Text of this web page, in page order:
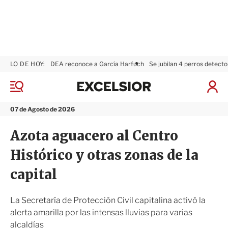
M
n
07 de Agosto de 2026
LO DE HOY: DEA reconoce a García Harfuch Se jubilan 4 perros
I
x
i
r
Azota aguacero al Centro
Histórico y otras zonas de la
capital
La Secretaría de Protección Civil capitalina activó la
alerta amarilla por las intensas lluvias para varias
alcaldías